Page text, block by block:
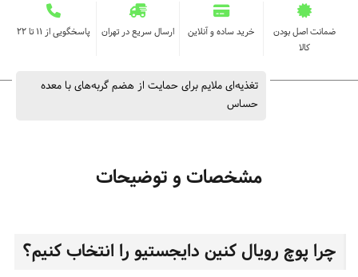
ضمانت اصل بودن
کالا
خرید ساده و آنلاین ارسال سریع در تهران پاسخگویی از ۱۱ تا ۲۲
تغذیه‌ای ملایم برای حمایت از هضم گربه‌های با معده
حساس
مشخصات و توضیحات
چرا پوچ رویال کنین دایجستیو را انتخاب کنیم؟